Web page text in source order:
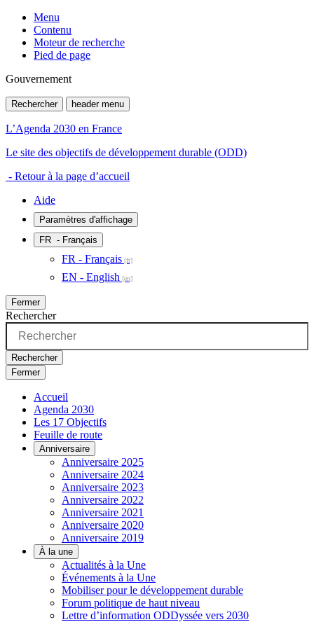
Menu
Contenu
Moteur de recherche
Pied de page
Gouvernement
Rechercher header menu
L’Agenda 2030 en France
Le site des objectifs de développement durable (ODD)
- Retour à la page d’accueil
Aide
Paramètres d'affichage
FR - Français
FR - Français
EN - English
Fermer
Rechercher
Rechercher
Fermer
Accueil
Agenda 2030
Les 17 Objectifs
Feuille de route
Anniversaire
Anniversaire 2025
Anniversaire 2024
Anniversaire 2023
Anniversaire 2022
Anniversaire 2021
Anniversaire 2020
Anniversaire 2019
À la une
Actualités à la Une
Événements à la Une
Mobiliser pour le développement durable
Forum politique de haut niveau
Lettre d’information ODDyssée vers 2030